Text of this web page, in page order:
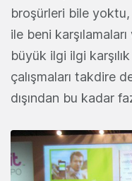
broşürleri bile
ile beni
büyük ilgi ilgi
çalışmaları takdire
dışından bu kadar